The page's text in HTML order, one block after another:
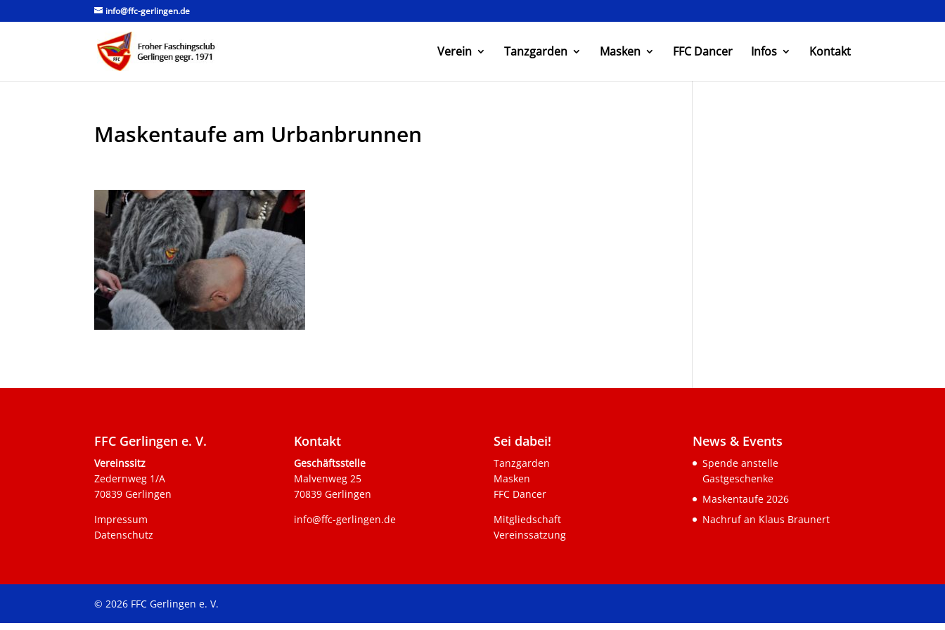
info@ffc-gerlingen.de
Verein Tanzgarden Masken FFC Dancer Infos Kontakt
Maskentaufe am Urbanbrunnen
FFC Gerlingen e. V.
Vereinssitz
Zedernweg 1/A
70839 Gerlingen
Impressum
Datenschutz
Kontakt
Geschäftsstelle
Malvenweg 25
70839 Gerlingen
info@ffc-gerlingen.de
Sei dabei!
Tanzgarden
Masken
FFC Dancer
Mitgliedschaft
Vereinssatzung
News & Events
Spende anstelle
Gastgeschenke
Maskentaufe 2026
Nachruf an Klaus Braunert
© 2026 FFC Gerlingen e. V.